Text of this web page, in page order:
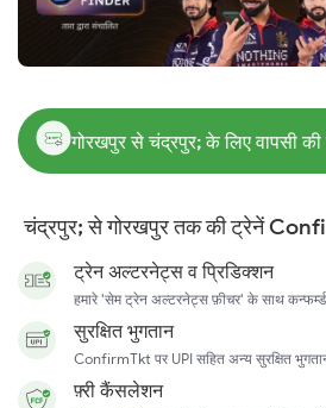
गोरखपुर से चंद्रपुर; के लिए वापसी
चंद्रपुर; से गोरखपुर तक की ट्रेनें
ट्रेन अल्टरनेट्स व प्रिडिक्शन
हमारे 'सेम ट्रेन अल्टरनेट्स फ़ीचर' के साथ कन्फर्म्ड
सुरक्षित भुगतान
ConfirmTkt पर UPI सहित अन्य सुरक्षित
फ़्री कैंसलेशन